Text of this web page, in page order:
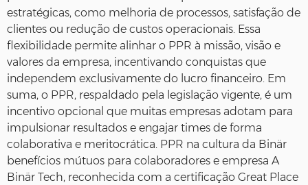
estratégicas, como melhoria de processos, satisfação de
clientes ou redução de custos operacionais. Essa
flexibilidade permite alinhar o PPR à missão, visão e
valores da empresa, incentivando conquistas que
independem exclusivamente do lucro financeiro. Em
suma, o PPR, respaldado pela legislação vigente, é um
incentivo opcional que muitas empresas adotam para
impulsionar resultados e engajar times de forma
colaborativa e meritocrática. PPR na cultura da Binär
benefícios mútuos para colaboradores e empresa A
Binär Tech, reconhecida com a certificação Great Place